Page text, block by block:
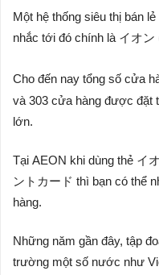
Một hệ thống siêu thị bán
nhắc tới đó chính là イオン
Cho đến nay tổng số cửa
và 303 cửa hàng được đặt
lớn.
Tại AEON khi dùng thẻ イ
ントカード thì bạn có thể
hàng.
Những năm gần đây, tập
trường một số nước như